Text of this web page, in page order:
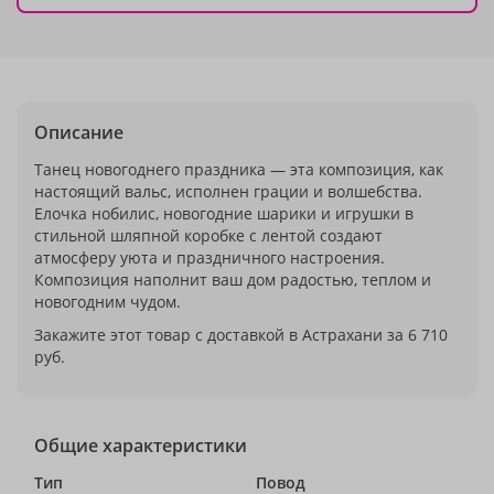
Описание
Танец новогоднего праздника — эта композиция, как
настоящий вальс, исполнен грации и волшебства.
Елочка нобилис, новогодние шарики и игрушки в
стильной шляпной коробке с лентой создают
атмосферу уюта и праздничного настроения.
Композиция наполнит ваш дом радостью, теплом и
новогодним чудом.
Закажите этот товар с доставкой в Астрахани за 6 710
руб.
Общие характеристики
Тип Повод